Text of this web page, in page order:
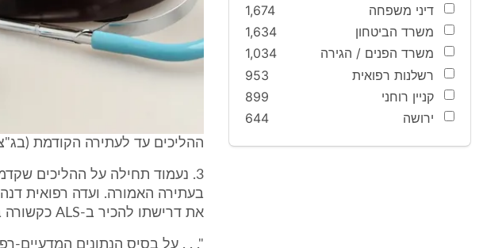
דיני משפחה
1,674
משרד הביטחון
1,634
משרד הפנים / הגירה
1,034
רשלנות רפואית
953
קניין רוחני
899
ירושה
644
ההליכים עד לעתירה הקודמת (בג"צ 6260/
3. נעמוד תחילה על ההליכים
את דרישתו להכיר ב-ALS כקשורה בפעולת איבה. וכך קבעה: